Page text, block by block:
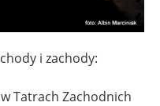
i zachody:
w Tatrach Zachodnich